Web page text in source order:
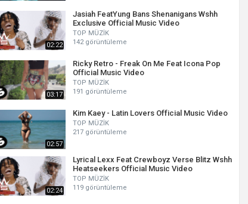
02:22
Jasiah FeatYung Bans Shenanigans Wshh
Exclusive Official Music Video
TOP MÜZİK
142 görüntüleme
03:17
Ricky Retro - Freak On Me Feat Icona Pop
Official Music Video
TOP MÜZİK
191 görüntüleme
02:57
Kim Kaey - Latin Lovers Official Music Video
TOP MÜZİK
217 görüntüleme
02:24
Lyrical Lexx Feat Crewboyz Verse Blitz Wshh
Heatseekers Official Music Video
TOP MÜZİK
119 görüntüleme